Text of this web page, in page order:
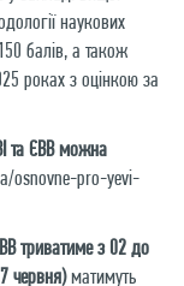
наукових
балів, а також
роках з оцінкою за
та ЄВВ можна
osnovne-pro-yevi-
триватиме з 02 до
червня)матимуть